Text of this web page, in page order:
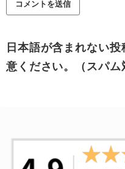
日本語が含まれない
意ください。（スパム